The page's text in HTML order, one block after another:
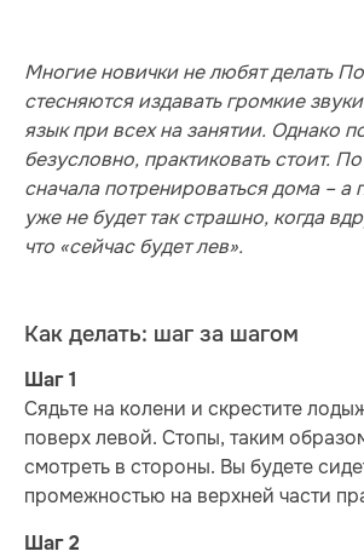
Многие новички не любят делать
стесняются издавать громкие
язык при всех на занятии. Однако
безусловно, практиковать стоит.
сначала потренироваться дома – а
уже не будет так страшно, когда
что «сейчас будет лев».
Как делать: шаг за шагом
Шаг 1
Сядьте на колени и скрестите
поверх левой. Стопы, таким
смотреть в стороны. Вы будете
промежностью на верхней части
Шаг 2